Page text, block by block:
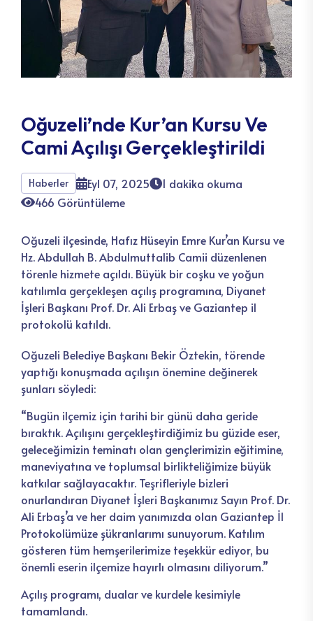
Oğuzeli’nde Kur’an Kursu Ve
Cami Açılışı Gerçekleştirildi
Haberler Eyl 07, 2025
1 dakika okuma
466 Görüntüleme
Oğuzeli ilçesinde, Hafız Hüseyin Emre Kur’an Kursu ve
Hz. Abdullah B. Abdulmuttalib Camii düzenlenen
törenle hizmete açıldı. Büyük bir coşku ve yoğun
katılımla gerçekleşen açılış programına, Diyanet
İşleri Başkanı Prof. Dr. Ali Erbaş ve Gaziantep il
protokolü katıldı.
Oğuzeli Belediye Başkanı Bekir Öztekin, törende
yaptığı konuşmada açılışın önemine değinerek
şunları söyledi:
“Bugün ilçemiz için tarihi bir günü daha geride
bıraktık. Açılışını gerçekleştirdiğimiz bu güzide eser,
geleceğimizin teminatı olan gençlerimizin eğitimine,
maneviyatına ve toplumsal birlikteliğimize büyük
katkılar sağlayacaktır. Teşrifleriyle bizleri
onurlandıran Diyanet İşleri Başkanımız Sayın Prof. Dr.
Ali Erbaş’a ve her daim yanımızda olan Gaziantep İl
Protokolümüze şükranlarımı sunuyorum. Katılım
gösteren tüm hemşerilerimize teşekkür ediyor, bu
önemli eserin ilçemize hayırlı olmasını diliyorum.”
Açılış programı, dualar ve kurdele kesimiyle
tamamlandı.